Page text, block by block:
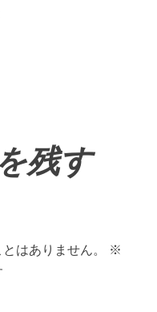
残す
はありません。
※